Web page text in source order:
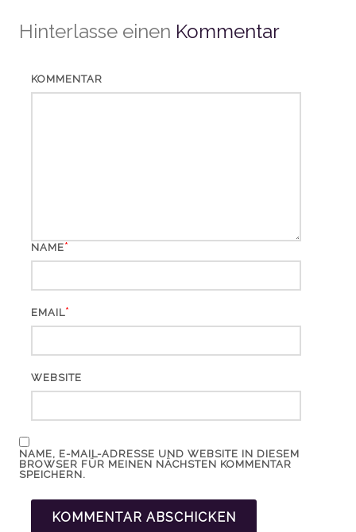
Hinterlasse einen Kommentar
KOMMENTAR
NAME*
EMAIL*
WEBSITE
NAME, E-MAIL-ADRESSE UND WEBSITE IN DIESEM
BROWSER FÜR MEINEN NÄCHSTEN KOMMENTAR
SPEICHERN.